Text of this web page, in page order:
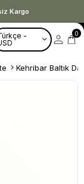
Kargo
-
0
Kehribar Baltık